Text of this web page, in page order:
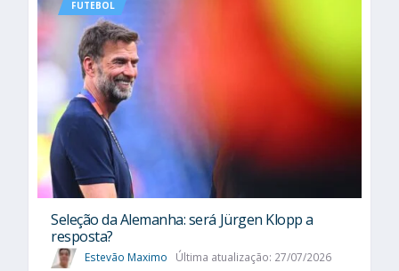
FUTEBOL
Seleção da Alemanha: será Jürgen Klopp a
resposta?
Estevão Maximo Última atualização: 27/07/2026